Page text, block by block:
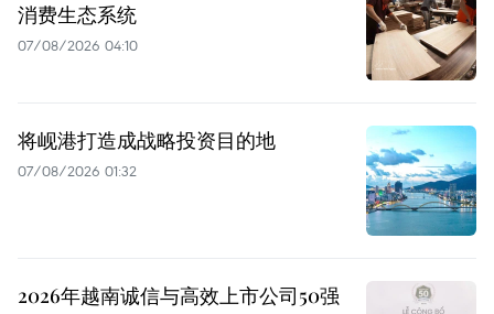
消费生态系统
07/08/2026 04:10
将岘港打造成战略投资目的地
07/08/2026 01:32
2026年越南诚信与高效上市公司50强